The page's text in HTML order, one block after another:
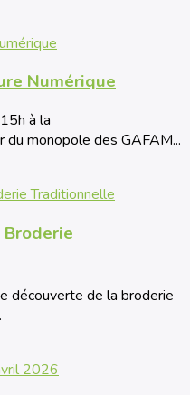
Numérique
à la
du monopole des GAFAM...
découverte de la broderie